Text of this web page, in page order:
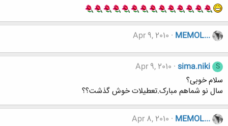
MEMOL...
Apr 9, 2010
S
sima.niki
Apr 9, 2010
سلام خوبی؟
سال نو شماهم مبارک.تعطیلات خوش گذشت؟؟
MEMOL...
Apr 8, 2010